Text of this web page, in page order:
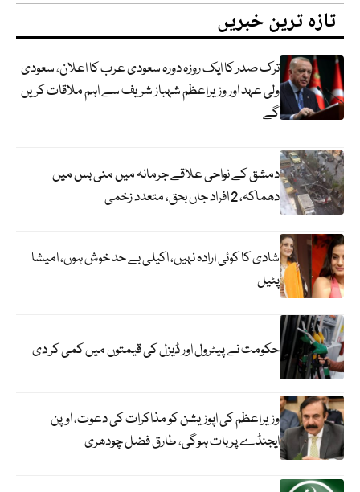
تازہ ترین خبریں
ترک صدر کا ایک روزہ دورہ سعودی عرب کا اعلان، سعودی
ولی عہد اور وزیراعظم شہباز شریف سے اہم ملاقات کریں
گے
دمشق کے نواحی علاقے جرمانہ میں منی بس میں
دھماکہ، 2 افراد جاں بحق، متعدد زخمی
شادی کا کوئی ارادہ نہیں، اکیلی بے حد خوش ہوں، امیشا
پٹیل
حکومت نے پیٹرول اور ڈیزل کی قیمتوں میں کمی کر دی
وزیراعظم کی اپوزیشن کو مذاکرات کی دعوت، اوپن
ایجنڈے پر بات ہوگی، طارق فضل چودھری